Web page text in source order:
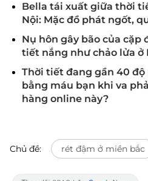
Bella tái xuất giữa thời
Nội: Mặc đồ phát ngốt,
Nụ hôn gây bão của cặp
tiết nắng như chảo lửa ở
Thời tiết đang gần 40
bằng máu bạn khi va
hàng online này?
Chủ đề: rét đậm ở miền bắc